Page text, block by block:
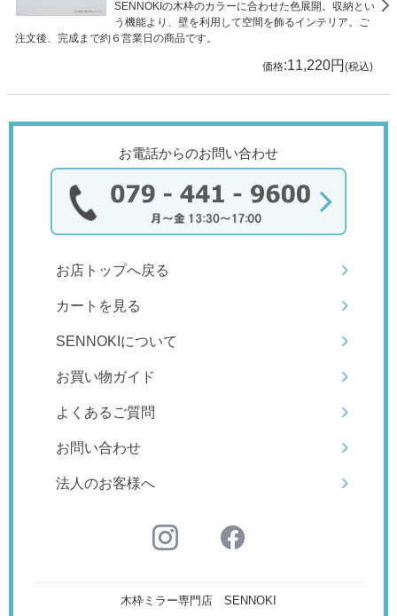
SENNOKIの木枠のカラーに合わせた色展開。収納とい
う機能より、壁を利用して空間を飾るインテリア。ご
注文後、完成まで約６営業日の商品です。
価格:11,220円 (税込)
お電話からのお問い合わせ
お店トップへ戻る
カートを見る
SENNOKIについて
お買い物ガイド
よくあるご質問
お問い合わせ
法人のお客様へ
木枠ミラー専門店 SENNOKI